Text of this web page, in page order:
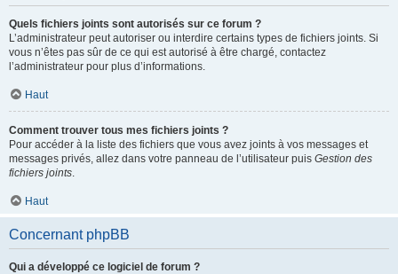
Quels fichiers joints sont autorisés sur ce forum ?
L’administrateur peut autoriser ou interdire certains types de fichiers joints. Si
vous n’êtes pas sûr de ce qui est autorisé à être chargé, contactez
l’administrateur pour plus d’informations.
Haut
Comment trouver tous mes fichiers joints ?
Pour accéder à la liste des fichiers que vous avez joints à vos messages et
messages privés, allez dans votre panneau de l’utilisateur puis Gestion des
fichiers joints.
Haut
Concernant phpBB
Qui a développé ce logiciel de forum ?